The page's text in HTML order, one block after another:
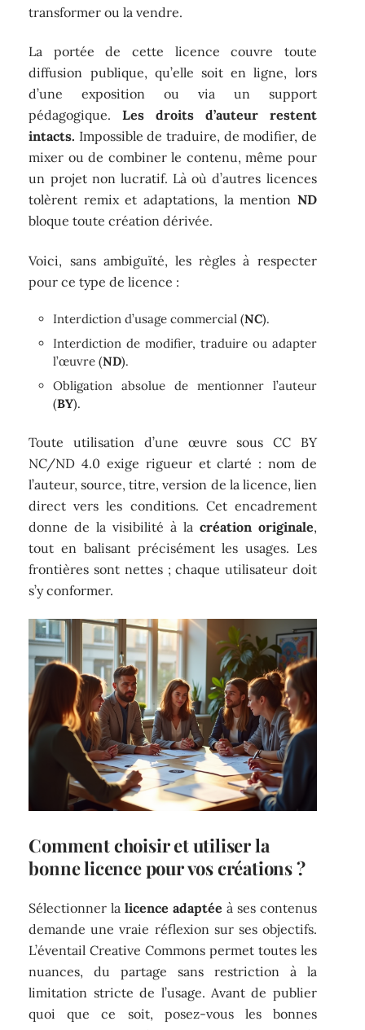
transformer ou la vendre.
La portée de cette licence couvre toute
diffusion publique, qu’elle soit en ligne, lors
d’une exposition ou via un support
pédagogique.Les droits d’auteur restent
intacts. Impossible de traduire, de modifier, de
mixer ou de combiner le contenu, même pour
un projet non lucratif. Là où d’autres licences
tolèrent remix et adaptations, la mention ND
bloque toute création dérivée.
Voici, sans ambiguïté, les règles à respecter
pour ce type de licence :
Interdiction d’usage commercial (NC).
Interdiction de modifier, traduire ou adapter
l’œuvre (ND).
Obligation absolue de mentionner l’auteur
(BY).
Toute utilisation d’une œuvre sous CC BY
NC/ND 4.0 exige rigueur et clarté : nom de
l’auteur, source, titre, version de la licence, lien
direct vers les conditions. Cet encadrement
donne de la visibilité à la création originale,
tout en balisant précisément les usages. Les
frontières sont nettes ; chaque utilisateur doit
s’y conformer.
Comment choisir et utiliser la
bonne licence pour vos créations ?
Sélectionner lalicence adaptée à ses contenus
demande une vraie réflexion sur ses objectifs.
L’éventail Creative Commons permet toutes les
nuances, du partage sans restriction à la
limitation stricte de l’usage. Avant de publier
quoi que ce soit, posez-vous les bonnes